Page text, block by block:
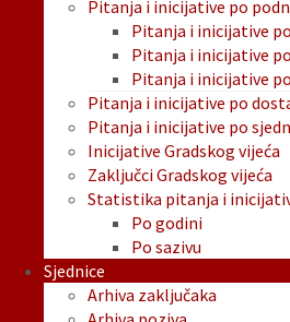
Pitanja i inicijative po
Pitanja i inicijative
Pitanja i inicijative
Pitanja i inicijative
Pitanja i inicijative po
Pitanja i inicijative po
Inicijative Gradskog vijeća
Zaključci Gradskog vijeća
Statistika pitanja i
Po godini
Po sazivu
Sjednice
Arhiva zaključaka